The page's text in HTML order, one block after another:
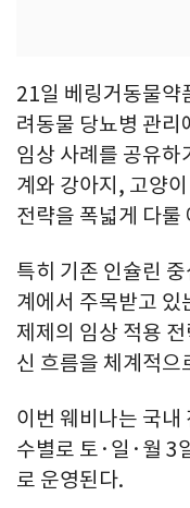
21일 베링거동물약
려동물 당뇨병 관리
임상 사례를 공유하
계와 강아지, 고양
전략을 폭넓게 다룰
특히 기존 인슐린
계에서 주목받고 있
제제의 임상 적용
신 흐름을 체계적으
이번 웨비나는 국내
수별로 토·일·월 3
로 운영된다.